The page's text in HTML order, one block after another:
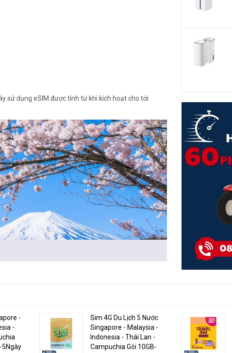
sử dụng eSIM được tính từ khi kích hoạt cho tới
-
-
5Ngày
Sim 4G Du Lịch 5 Nước
Singapore - Malaysia -
Indonesia - Thái Lan -
Campuchia Gói 10GB-